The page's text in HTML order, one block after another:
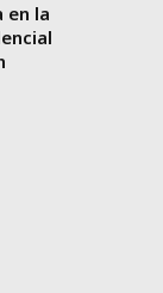
en la